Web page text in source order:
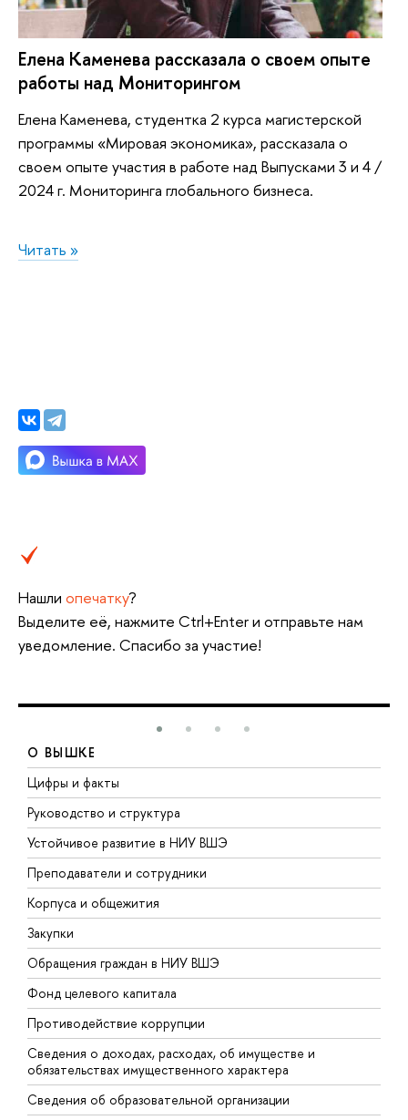
Елена Каменева рассказала о своем опыте
работы над Мониторингом
Елена Каменева, студентка 2 курса магистерской
программы «Мировая экономика», рассказала о
своем опыте участия в работе над Выпусками 3 и 4 /
2024 г. Мониторинга глобального бизнеса.
Читать »
Нашли опечатку?
Выделите её, нажмите Ctrl+Enter и отправьте нам
уведомление. Спасибо за участие!
О ВЫШКЕ
Цифры и факты
Руководство и структура
Устойчивое развитие в НИУ ВШЭ
Преподаватели и сотрудники
Корпуса и общежития
Закупки
Обращения граждан в НИУ ВШЭ
Фонд целевого капитала
Противодействие коррупции
Сведения о доходах, расходах, об имуществе и
обязательствах имущественного характера
Сведения об образовательной организации